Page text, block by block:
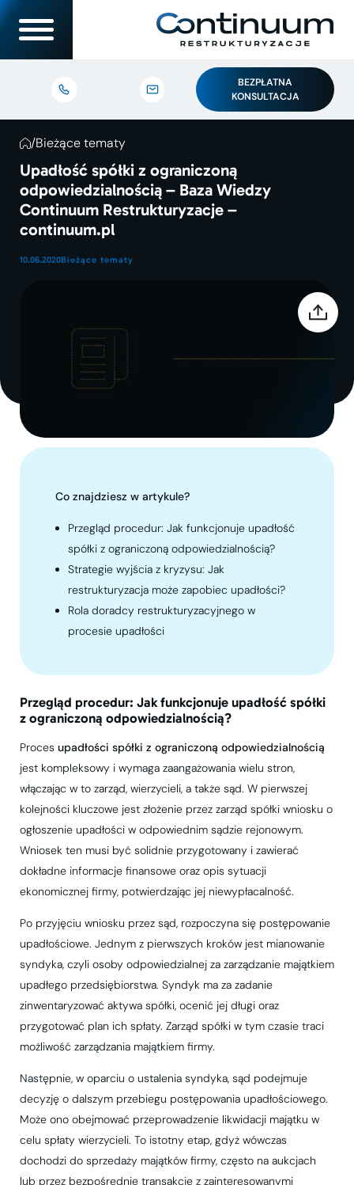
BEZPŁATNA
KONSULTACJA
/Bieżące tematy
Upadłość spółki z ograniczoną
odpowiedzialnością – Baza Wiedzy
Continuum Restrukturyzacje –
continuum.pl
10.06.2020Bieżące tematy
Co znajdziesz w artykule?
Przegląd procedur: Jak funkcjonuje upadłość
spółki z ograniczoną odpowiedzialnością?
Strategie wyjścia z kryzysu: Jak
restrukturyzacja może zapobiec upadłości?
Rola doradcy restrukturyzacyjnego w
procesie upadłości
Przegląd procedur: Jak funkcjonuje upadłość spółki
z ograniczoną odpowiedzialnością?
Proces upadłości spółki z ograniczoną odpowiedzialnością
jest kompleksowy i wymaga zaangażowania wielu stron,
włączając w to zarząd, wierzycieli, a także sąd. W pierwszej
kolejności kluczowe jest złożenie przez zarząd spółki wniosku o
ogłoszenie upadłości w odpowiednim sądzie rejonowym.
Wniosek ten musi być solidnie przygotowany i zawierać
dokładne informacje finansowe oraz opis sytuacji
ekonomicznej firmy, potwierdzając jej niewypłacalność.
Po przyjęciu wniosku przez sąd, rozpoczyna się postępowanie
upadłościowe. Jednym z pierwszych kroków jest mianowanie
syndyka, czyli osoby odpowiedzialnej za zarządzanie majątkiem
upadłego przedsiębiorstwa. Syndyk ma za zadanie
zinwentaryzować aktywa spółki, ocenić jej długi oraz
przygotować plan ich spłaty. Zarząd spółki w tym czasie traci
możliwość zarządzania majątkiem firmy.
Następnie, w oparciu o ustalenia syndyka, sąd podejmuje
decyzję o dalszym przebiegu postępowania upadłościowego.
Może ono obejmować przeprowadzenie likwidacji majątku w
celu spłaty wierzycieli. To istotny etap, gdyż wówczas
dochodzi do sprzedaży majątków firmy, często na aukcjach
lub przez bezpośrednie transakcje z zainteresowanymi